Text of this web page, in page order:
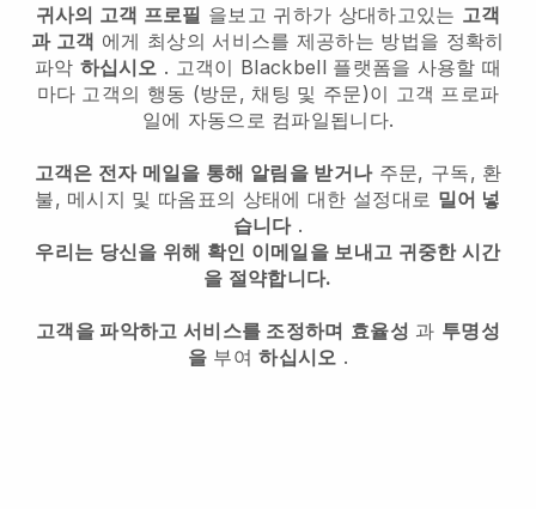
귀사의 고객 프로필 을보고 귀하가 상대하고있는 고객
과 고객 에게 최상의 서비스를 제공하는 방법을 정확히
파악 하십시오 . 고객이 Blackbell 플랫폼을 사용할 때
마다 고객의 행동 (방문, 채팅 및 주문)이 고객 프로파
일에 자동으로 컴파일됩니다.
고객은 전자 메일을 통해 알림을 받거나주문, 구독, 환
불, 메시지 및 따옴표의 상태에 대한 설정대로 밀어 넣
습니다.
우리는 당신을 위해 확인 이메일을 보내고 귀중한 시간
을 절약합니다.
고객을 파악하고 서비스를 조정하며 효율성 과 투명성
을 부여하십시오 .